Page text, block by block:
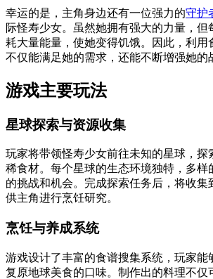
幸运的是，主角身边还有一位强力的守护
际怪寿少女。虽然她拥有强大的力量，但
耗大量能量，使她变得饥饿。因此，利用
不仅能满足她的需求，还能不断增强她的
游戏主要玩法
星球探索与资源收集
玩家将带领怪寿少女前往未知的星球，探
稀食材。每个星球的生态环境独特，多样
的挑战和机会。完成探索任务后，将收集
供主角进行烹饪研究。
烹饪与养成系统
游戏设计了丰富的食谱搜集系统，玩家能
复原地球美食的口味。制作出的料理不仅